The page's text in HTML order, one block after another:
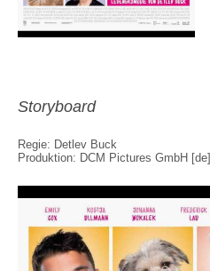
Storyboard
Regie: Detlev Buck
Produktion: DCM Pictures GmbH [de]